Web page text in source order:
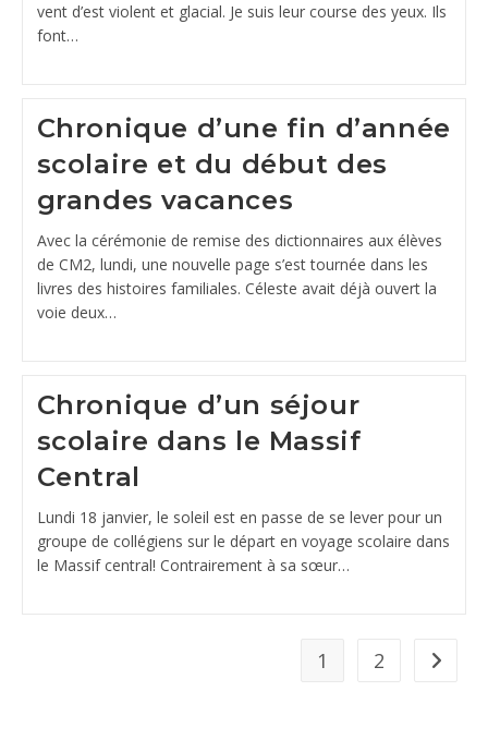
vent d’est violent et glacial. Je suis leur course des yeux. Ils
font…
Chronique d’une fin d’année
scolaire et du début des
grandes vacances
Avec la cérémonie de remise des dictionnaires aux élèves
de CM2, lundi, une nouvelle page s’est tournée dans les
livres des histoires familiales. Céleste avait déjà ouvert la
voie deux…
Chronique d’un séjour
scolaire dans le Massif
Central
Lundi 18 janvier, le soleil est en passe de se lever pour un
groupe de collégiens sur le départ en voyage scolaire dans
le Massif central! Contrairement à sa sœur…
1 2 Aller à